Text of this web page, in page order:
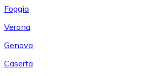
Foggia
Verona
Genova
Caserta